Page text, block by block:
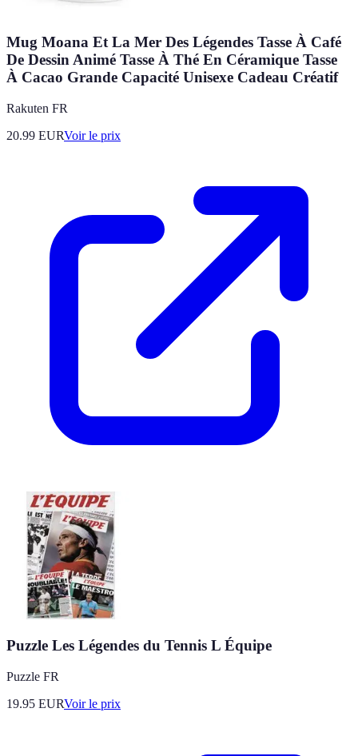
Mug Moana Et La Mer Des Légendes Tasse À Café
De Dessin Animé Tasse À Thé En Céramique Tasse
À Cacao Grande Capacité Unisexe Cadeau Créatif
Rakuten FR
20.99 EURVoir le prix
Puzzle Les Légendes du Tennis L Équipe
Puzzle FR
19.95 EURVoir le prix